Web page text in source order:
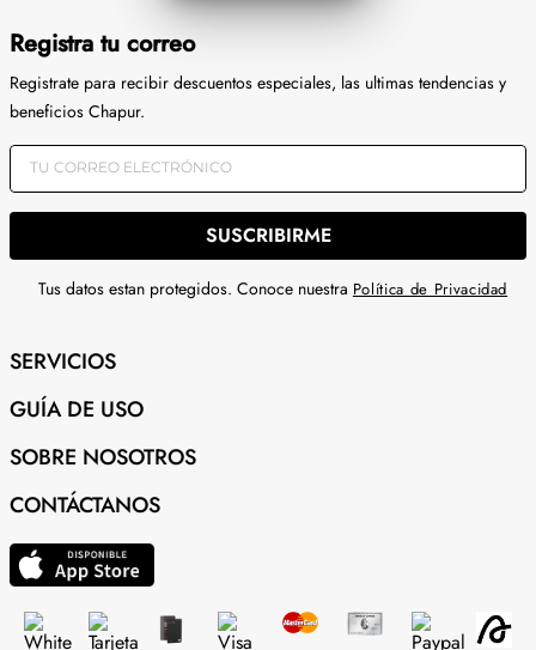
Registra tu correo
Registrate para recibir descuentos especiales, las ultimas tendencias y
beneficios Chapur.
SUSCRIBIRME
Tus datos estan protegidos. Conoce nuestra Política de Privacidad
SERVICIOS
GUÍA DE USO
SOBRE NOSOTROS
CONTÁCTANOS